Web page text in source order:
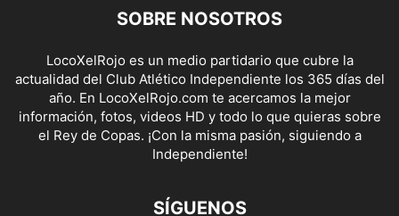
SOBRE NOSOTROS
LocoXelRojo es un medio partidario que cubre la
actualidad del Club Atlético Independiente los 365 días del
año. En LocoXelRojo.com te acercamos la mejor
información, fotos, videos HD y todo lo que quieras sobre
el Rey de Copas. ¡Con la misma pasión, siguiendo a
Independiente!
SÍGUENOS